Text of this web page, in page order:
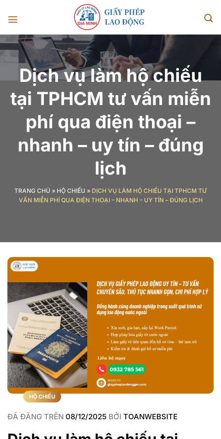
đến
nội
dung
Dịch vụ làm hộ chiếu
tại TPHCM tư vấn miễn
phí qua điện thoại –
nhanh – uy tín – đúng
lịch
TRANG CHỦ » HỘ CHIẾU » DỊCH VỤ LÀM HỘ CHIẾU TẠI TPHCM TƯ
VẤN MIỄN PHÍ QUA ĐIỆN THOẠI – NHANH – UY TÍN – ĐÚNG LỊCH
HỘ CHIẾU
ĐÃ ĐĂNG TRÊN 08/12/2025 BỞI TOANWEBSITE